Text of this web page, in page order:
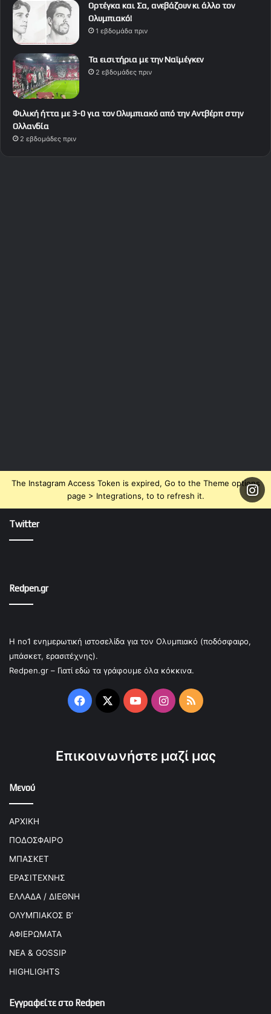
Ορτέγκα και Σα, ανεβάζουν κι άλλο τον
Ολυμπιακό!
1 εβδομάδα πριν
Τα εισιτήρια με την Ναϊμέγκεν
2 εβδομάδες πριν
Φιλική ήττα με 3-0 για τον Ολυμπιακό από την Αντβέρπ στην
Ολλανδία
2 εβδομάδες πριν
The Instagram Access Token is expired, Go to the Theme options
page > Integrations, to to refresh it.
Twitter
Redpen.gr
Η no1 ενημερωτική ιστοσελίδα για τον Ολυμπιακό (ποδόσφαιρο,
μπάσκετ, ερασιτέχνης).
Redpen.gr – Γιατί εδώ τα γράφουμε όλα κόκκινα.
Facebook
X YouTubeInstagram
RSS
Επικοινωνήστε μαζί μας
Μενού
ΑΡΧΙΚΗ
ΠΟΔΟΣΦΑΙΡΟ
ΜΠΑΣΚΕΤ
ΕΡΑΣΙΤΕΧΝΗΣ
ΕΛΛΑΔΑ / ΔΙΕΘΝΗ
ΟΛΥΜΠΙΑΚΟΣ Β’
ΑΦΙΕΡΩΜΑΤΑ
ΝΕΑ & GOSSIP
HIGHLIGHTS
Εγγραφείτε στο Redpen